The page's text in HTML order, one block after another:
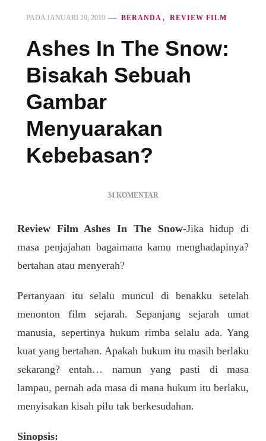
PADA JANUARI 29, 2019 BERANDA REVIEW FILM
Ashes In The Snow:
Bisakah Sebuah
Gambar
Menyuarakan
Kebebasan?
34 KOMENTAR
THE
SNOW:
MENYUARAKAN
Review Film Ashes In The Snow-Jika hidup di
masa penjajahan bagaimana kamu menghadapinya?
bertahan atau menyerah?
Pertanyaan itu selalu muncul di benakku setelah
menonton film sejarah. Sepanjang sejarah umat
manusia, sepertinya hukum rimba selalu ada. Yang
kuat yang bertahan. Apakah hukum itu masih berlaku
sekarang? entah… namun yang pasti di masa
lampau, pernah ada masa di mana hukum itu berlaku,
menyisakan kisah pilu tak berkesudahan.
Sinopsis: